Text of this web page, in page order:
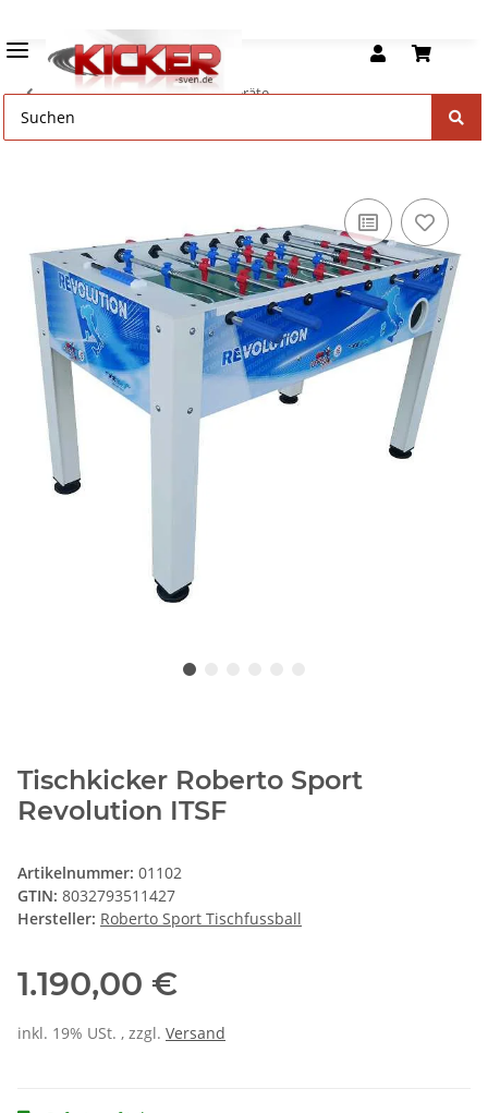
Roberto Sport Tischfußball Geräte
Tischkicker Roberto Sport
Revolution ITSF
Artikelnummer: 01102
GTIN: 8032793511427
Hersteller: Roberto Sport Tischfussball
1.190,00 €
inkl. 19% USt. , zzgl. Versand